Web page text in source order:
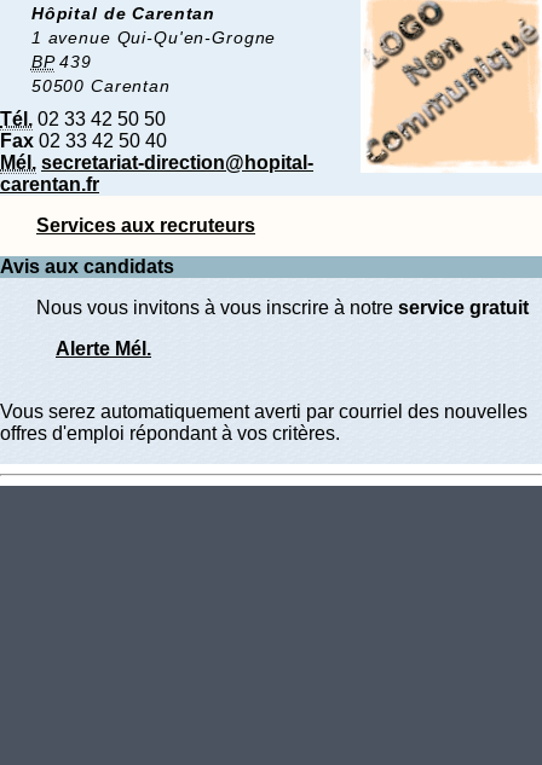
Hôpital de Carentan
1 avenue Qui-Qu'en-Grogne
BP439
50500 Carentan
Tél. 02 33 42 50 50
Fax 02 33 42 50 40
Mél. secretariat-direction@hopital-
carentan.fr
Services aux recruteurs
Avis aux candidats
Nous vous invitons à vous inscrire à notre service gratuit
Alerte Mél.
Vous serez automatiquement averti par courriel des nouvelles
offres d'emploi répondant à vos critères.